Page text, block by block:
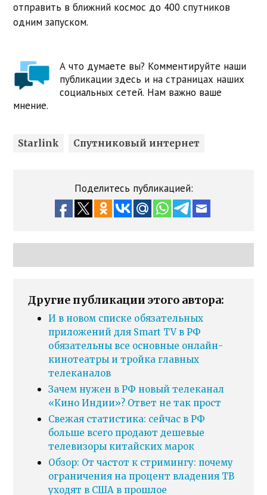
отправить в ближний космос до 400 спутников
одним запуском.
А что думаете вы? Комментируйте наши
публикации здесь и на страницах наших
социальных сетей. Нам важно ваше
мнение.
Starlink Спутниковый интернет
Поделитесь публикацией:
Другие публикации этого автора:
И в новом списке обязательных
приложений для Smart TV в РФ
обязательны все основные онлайн-
кинотеатры и тройка главных
телеканалов
Зачем нужен в РФ новый телеканал
«Кино Индии»? Ответ не так прост
Свежая статистика: сейчас в РФ
больше всего продают дешевые
телевизоры китайских марок
Обзор: От частот к стримингу: почему
ограничения на процент владения ТВ
уходят в США в прошлое